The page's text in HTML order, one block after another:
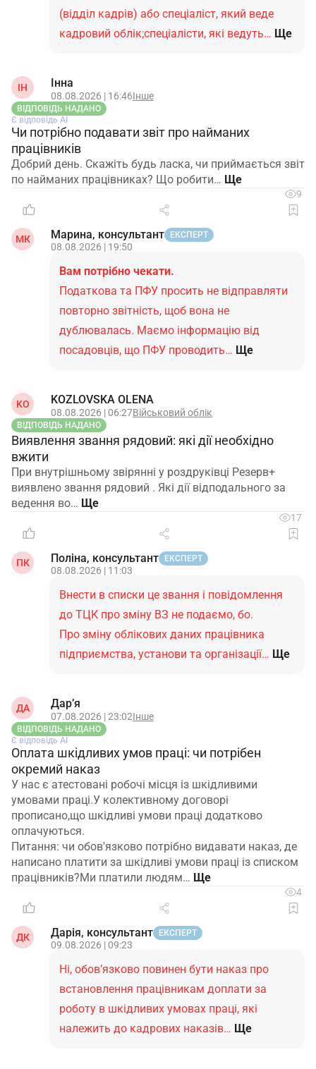
(відділ кадрів) або спеціаліст, який веде
кадровий облік;спеціалісти, які ведуть… Ще
ІН Інна
08.08.2026 | 16:46Інше
ВІДПОВІДЬ НАДАНО
Є відповідь АІ
Чи потрібно подавати звіт про найманих
працівників
Добрий день. Скажіть будь ласка, чи приймається звіт
по найманих працівниках? Що робити…
9
МК Марина, консультант ЕКСПЕРТ
08.08.2026 | 19:50
Вам потрібно чекати.
Податкова та ПФУ просить не відправляти
повторно звітність, щоб вона не
дублювалась. Маємо інформацію від
посадовців, що ПФУ проводить… Ще
KO KOZLOVSKA OLENA
08.08.2026 | 06:27Військовий облік
ВІДПОВІДЬ НАДАНО
Виявлення звання рядовий: які дії необхідно
вжити
При внутрішньому звірянні у роздруківці Резерв+
виявлено звання рядовий . Які дії відподального за
ведення во…
17
ПК Поліна, консультант ЕКСПЕРТ
08.08.2026 | 11:03
Внести в списки це звання і повідомлення
до ТЦК про зміну ВЗ не подаємо, бо.
Про зміну облікових даних працівника
підприємства, установи та організації… Ще
ДА Дар’я
07.08.2026 | 23:02Інше
ВІДПОВІДЬ НАДАНО
Є відповідь АІ
Оплата шкідливих умов праці: чи потрібен
окремий наказ
У нас є атестовані робочі місця із шкідливими
умовами праці.У колективному договорі
прописано,що шкідливі умови праці додатково
оплачуються.
Питання: чи обов'язково потрібно видавати наказ, де
написано платити за шкідливі умови праці із списком
працівників?Ми платили людям…
4
ДК Дарія, консультант ЕКСПЕРТ
09.08.2026 | 09:23
Ні, обов’язково повинен бути наказ про
встановлення працівникам доплати за
роботу в шкідливих умовах праці, які
належить до кадрових наказів… Ще